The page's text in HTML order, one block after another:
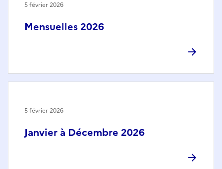
Mensuelles 2026
5 février 2026
Janvier à Décembre 2026
5 février 2026